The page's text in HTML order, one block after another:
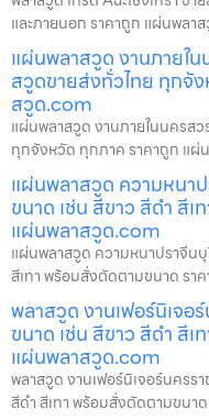
และภายนอก ราคาถูก แผ่นพล
แผ่นพลาสวูด งานภายใ
สวูดขายส่งทั่วไทย ทุกจั
สวูด.com
แผ่นพลาสวูด งานภายในนครส
ทุกจังหวัด ทุกภาค ราคาถูก แ
แผ่นพลาสวูด ความหนา
ขนาด เช่น สีขาว สีดำ สี
แผ่นพลาสวูด.com
แผ่นพลาสวูด ความหนาปราจีน
สีเทา พร้อมสั่งตัดตามขนาด ร
พลาสวูด งานเฟอร์นิเจ
ขนาด เช่น สีขาว สีดำ สี
แผ่นพลาสวูด.com
พลาสวูด งานเฟอร์นิเจอร์นครร
สีดำ สีเทา พร้อมสั่งตัดตามขนา